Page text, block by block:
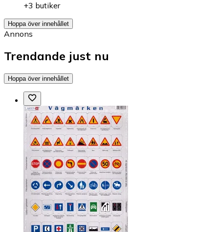
+3 butiker
Hoppa över innehållet
Annons
Trendande just nu
Hoppa över innehållet